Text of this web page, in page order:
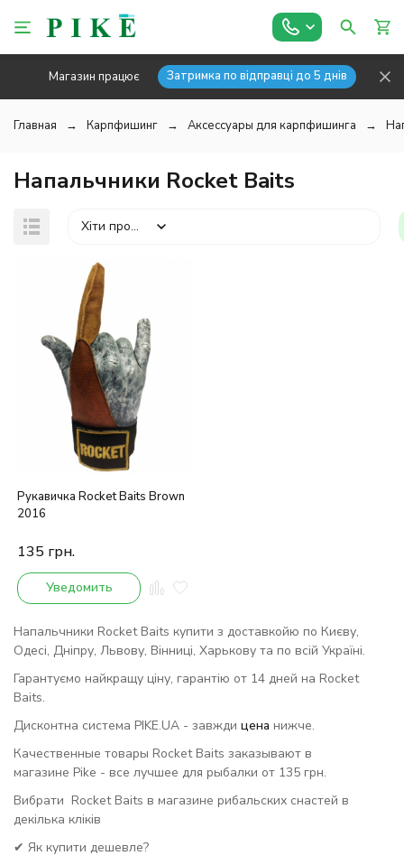
Магазин працює Затримка по відправці до 5 днів
Главная Карпфишинг Аксессуары для карпфишинга
Напальчники Rocket Baits
Хіти продажів
Рукавичка Rocket Baits Brown
2016
135 грн.
Уведомить
Напальчники Rocket Baits купити з доставкойю по Києву,
Одесі, Дніпру, Львову, Вінниці, Харькову та по всій Україні.
Гарантуємо найкращу ціну, гарантію от 14 дней на Rocket
Baits.
Дисконтна система PIKE.UA - завжди цена нижче.
Качественные товары Rocket Baits заказывают в
магазине Pike - все лучшее для рыбалки от 135 грн.
Вибрати Rocket Baits в магазине рибальских снастей в
декілька кліків
✔ Як купити дешевле?